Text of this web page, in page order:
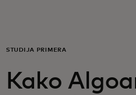
Za podjetja
Za svet
ŠTUDIJA PRIMERA
Kako